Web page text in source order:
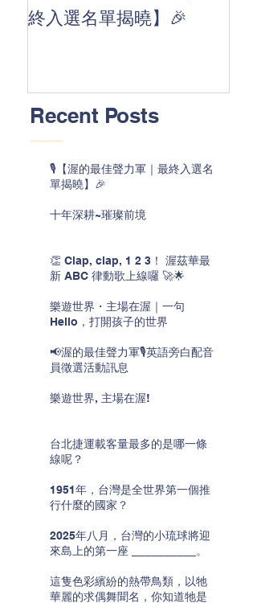
終入選名單揭曉】🎉
Recent Posts
🎙️【渥的最佳聲力軍｜最終入選名
單揭曉】🎉
十年深耕~璀璨前境
👏 Clap, clap, 1 2 3！ 渥茲華最
新 ABC 律動歌上線囉 🚀🌟
樂遊世界・主場在渥｜一句
Hello，打開孩子的世界
📢渥的最佳聲力軍🎙️英語旁白配音
員徵選活動訊息
樂遊世界, 主場在渥!
台北捷運載客量最多的是哪一條
線呢？
1951年，台灣是全世界第一個推
行什麼的國家？
2025年八月，台灣的小琉球將迎
來島上的第一座 __________。
這隻色彩繽紛的熱帶鳥類，以牠
華麗的求偶舞聞名，你知道牠是